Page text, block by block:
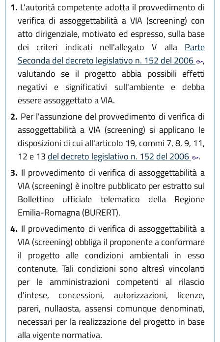
1. L'autorità competente adotta il provvedimento di
verifica di assoggettabilità a VIA (screening) con
atto dirigenziale, motivato ed espresso, sulla base
dei criteri indicati nell'allegato V alla Parte
Seconda del decreto legislativo n. 152 del 2006
,
valutando se il progetto abbia possibili effetti
negativi e significativi sull'ambiente e debba
essere assoggettato a VIA.
2. Per l'assunzione del provvedimento di verifica di
assoggettabilità a VIA (screening) si applicano le
disposizioni di cui all'articolo 19, commi 7, 8, 9, 11,
12 e 13 del decreto legislativo n. 152 del 2006
.
3. Il provvedimento di verifica di assoggettabilità a
VIA (screening) è inoltre pubblicato per estratto sul
Bollettino ufficiale telematico della Regione
Emilia-Romagna (BURERT).
4. Il provvedimento di verifica di assoggettabilità a
VIA (screening) obbliga il proponente a conformare
il progetto alle condizioni ambientali in esso
contenute. Tali condizioni sono altresì vincolanti
per le amministrazioni competenti al rilascio
d'intese, concessioni, autorizzazioni, licenze,
pareri, nullaosta, assensi comunque denominati,
necessari per la realizzazione del progetto in base
alla vigente normativa.